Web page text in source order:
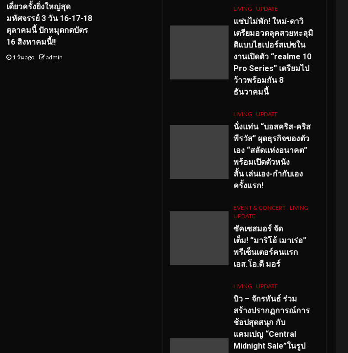
เดี่ยวครั้งยิ่งใหญ่สุด
มหัศจรรย์ 3 วัน 16-17-18
ตุลาคมนี้ ปักหมุดกดบัตร
16 สิงหาคมนี้!!
1 วัน ago admin
LIVING UPDATE
แซ่บไม่พัก! ใหม่-ดาวิ
เตรียมอวดลุคสวยทะลุมิ
ติแบบไฮเปอร์สเปซใน
งานเปิดตัว “realme 10
Pro Series” เตรียมไป
ว้าวพร้อมกัน 8
ธันวาคมนี้
LIVING UPDATE
นั่งแท่น “บอสคริส-คริส
พีรวัส” ผุดธุรกิจของตัว
เอง “สลัดแห่งอนาคต”
พร้อมเปิดตัวหนัง
สั้น เล่นเอง-กำกับเอง
ครั้งแรก!
EVENT & CONCERT LIVING
UPDATE
ซัคเซสมอร์ จัด
เต็ม! “มาริโอ้ เมาเร่อ”
พรีเซ็นเตอร์คนแรก
เอส.โอ.ดี มอร์
LIVING UPDATE
บิว – จักรพันธ์ ร่วม
สร้างปรากฏการณ์การ
ช้อปสุดสนุก กับ
แคมเปญ “Central
Midnight Sale”ในรูป